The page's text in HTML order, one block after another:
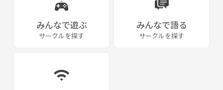
みんなで遊ぶ
サークルを探す
みんなで語る
サークルを探す